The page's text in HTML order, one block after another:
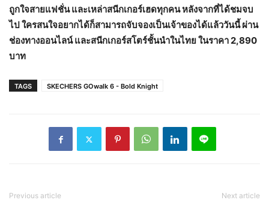
ถูกใจสายแฟชั่น และเหล่าสนีกเกอร์เฮดทุกคน หลังจากที่ได้ชมจบ
ไป ใครสนใจอยากได้ก็สามารถจับจองเป็นเจ้าของได้แล้ววันนี้ ผ่าน
ช่องทางออนไลน์ และสนีกเกอร์สโตร์ชั้นนำในไทย ในราคา 2,890
บาท
TAGS SKECHERS GOwalk 6 - Bold Knight
Previous article Next article